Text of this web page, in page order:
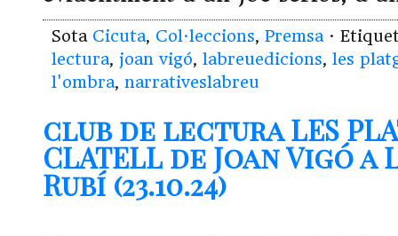
Sota Cicuta, Col·leccions, Premsa ·
lectura, joan vigó, labreuedicions, les
l'ombra, narrativeslabreu
club de lectura LES
CLATELL de Joan Vigó a
Rubí (23.10.24)